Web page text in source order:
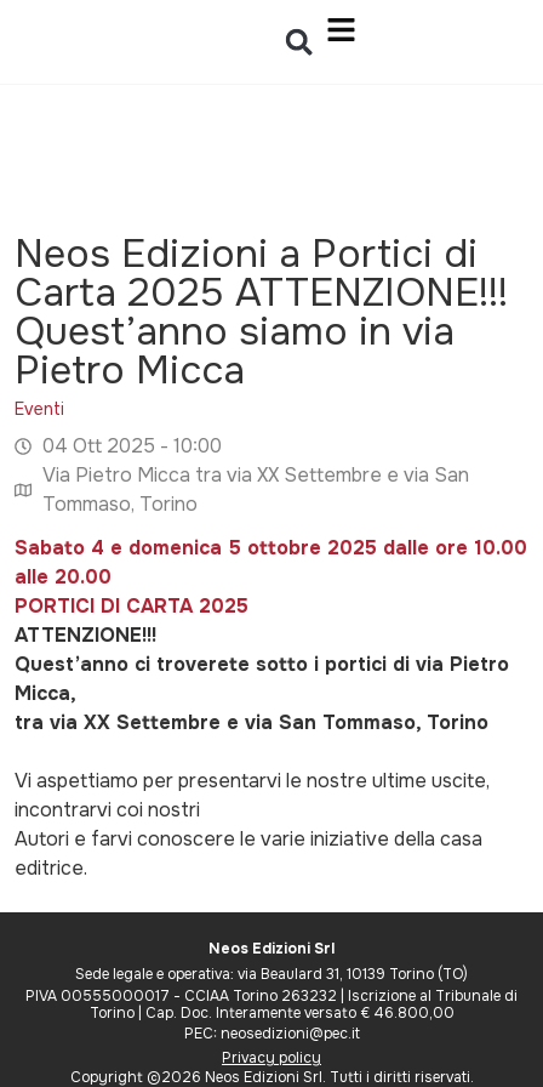
Neos Edizioni a Portici di
Carta 2025 ATTENZIONE!!!
Quest’anno siamo in via
Pietro Micca
Eventi
04 Ott 2025 - 10:00
Via Pietro Micca tra via XX Settembre e via San
Tommaso, Torino
Sabato 4 e domenica 5 ottobre 2025 dalle ore 10.00
alle 20.00
PORTICI DI CARTA 2025
ATTENZIONE!!!
Quest’anno ci troverete sotto i portici di via Pietro
Micca,
tra via XX Settembre e via San Tommaso, Torino
Vi aspettiamo per presentarvi le nostre ultime uscite,
incontrarvi coi nostri
Autori e farvi conoscere le varie iniziative della casa
editrice.
Neos Edizioni Srl
Sede legale e operativa: via Beaulard 31, 10139 Torino (TO)
PIVA 00555000017 - CCIAA Torino 263232 | Iscrizione al Tribunale di
Torino | Cap. Doc. Interamente versato € 46.800,00
PEC: neosedizioni@pec.it
Privacy policy
Copyright ©2026 Neos Edizioni Srl. Tutti i diritti riservati.